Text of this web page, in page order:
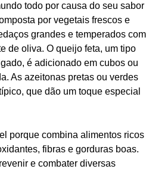
todo por causa do seu sabor
por vegetais frescos e
grandes e temperados com
de oliva. O queijo feta, um tipo
é adicionado em cubos ou
As azeitonas pretas ou verdes
que dão um toque especial
porque combina alimentos ricos
fibras e gorduras boas.
e combater diversas